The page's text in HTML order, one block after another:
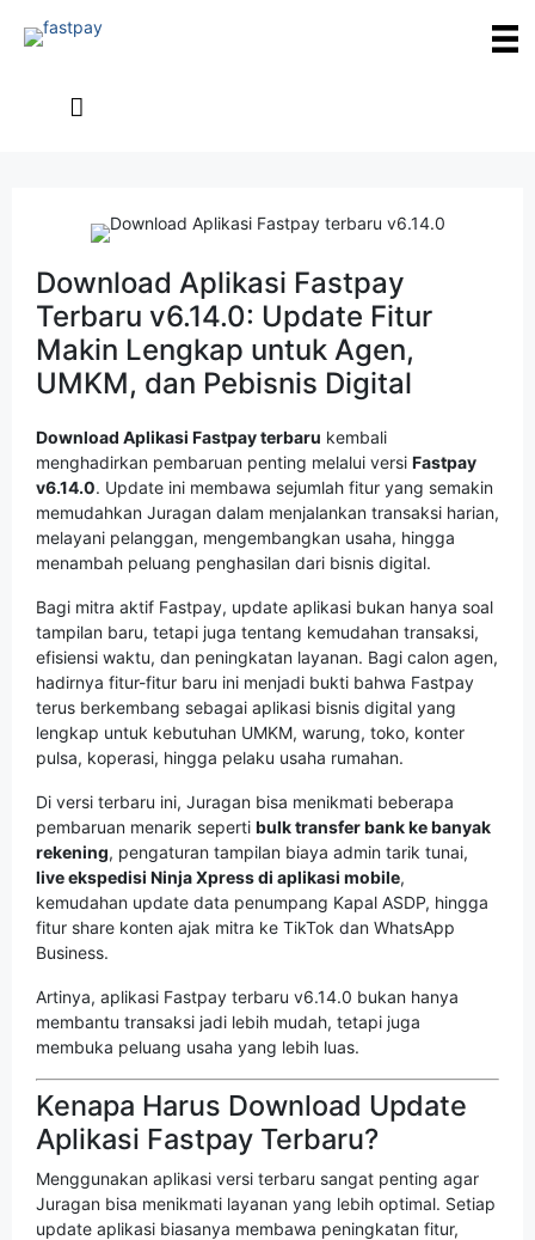
Download Aplikasi Fastpay
Terbaru v6.14.0: Update Fitur
Makin Lengkap untuk Agen,
UMKM, dan Pebisnis Digital
Download Aplikasi Fastpay terbaru kembali
menghadirkan pembaruan penting melalui versi Fastpay
v6.14.0. Update ini membawa sejumlah fitur yang semakin
memudahkan Juragan dalam menjalankan transaksi harian,
melayani pelanggan, mengembangkan usaha, hingga
menambah peluang penghasilan dari bisnis digital.
Bagi mitra aktif Fastpay, update aplikasi bukan hanya soal
tampilan baru, tetapi juga tentang kemudahan transaksi,
efisiensi waktu, dan peningkatan layanan. Bagi calon agen,
hadirnya fitur-fitur baru ini menjadi bukti bahwa Fastpay
terus berkembang sebagai aplikasi bisnis digital yang
lengkap untuk kebutuhan UMKM, warung, toko, konter
pulsa, koperasi, hingga pelaku usaha rumahan.
Di versi terbaru ini, Juragan bisa menikmati beberapa
pembaruan menarik seperti bulk transfer bank ke banyak
rekening, pengaturan tampilan biaya admin tarik tunai,
live ekspedisi Ninja Xpress di aplikasi mobile,
kemudahan update data penumpang Kapal ASDP, hingga
fitur share konten ajak mitra ke TikTok dan WhatsApp
Business.
Artinya, aplikasi Fastpay terbaru v6.14.0 bukan hanya
membantu transaksi jadi lebih mudah, tetapi juga
membuka peluang usaha yang lebih luas.
Kenapa Harus Download Update
Aplikasi Fastpay Terbaru?
Menggunakan aplikasi versi terbaru sangat penting agar
Juragan bisa menikmati layanan yang lebih optimal. Setiap
update aplikasi biasanya membawa peningkatan fitur,